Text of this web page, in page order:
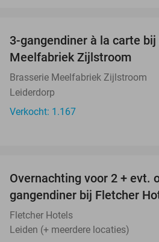
3-gangendiner à la carte
Meelfabriek Zijlstroom
Brasserie Meelfabriek Zijlstroom
Leiderdorp
Verkocht: 1.167
Overnachting voor 2 + evt.
gangendiner bij Fletcher
Fletcher Hotels
Leiden (+ meerdere locaties)